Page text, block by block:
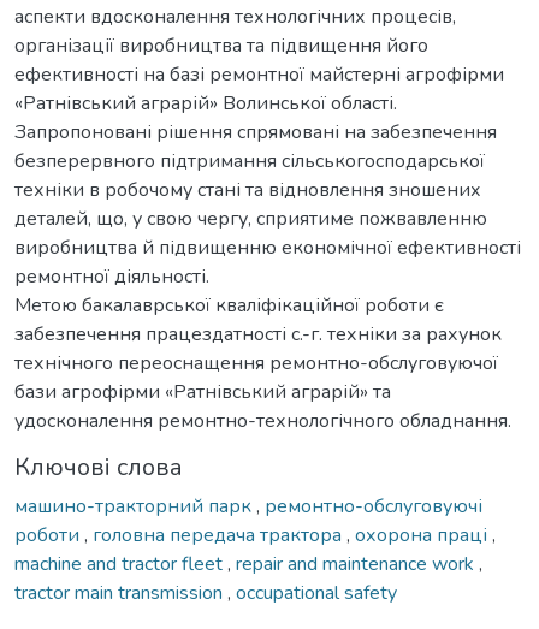
аспекти вдосконалення технологічних процесів,
організації виробництва та підвищення його
ефективності на базі ремонтної майстерні агрофірми
«Ратнівський аграрій» Волинської області.
Запропоновані рішення спрямовані на забезпечення
безперервного підтримання сільськогосподарської
техніки в робочому стані та відновлення зношених
деталей, що, у свою чергу, сприятиме пожвавленню
виробництва й підвищенню економічної ефективності
ремонтної діяльності.
Метою бакалаврської кваліфікаційної роботи є
забезпечення працездатності с.-г. техніки за рахунок
технічного переоснащення ремонтно-обслуговуючої
бази агрофірми «Ратнівський аграрій» та
удосконалення ремонтно-технологічного обладнання.
Ключові слова
машино-тракторний парк, ремонтно-обслуговуючі
роботи , головна передача трактора , охорона праці ,
machine and tractor fleet, repair and maintenance work ,
tractor main transmission , occupational safety